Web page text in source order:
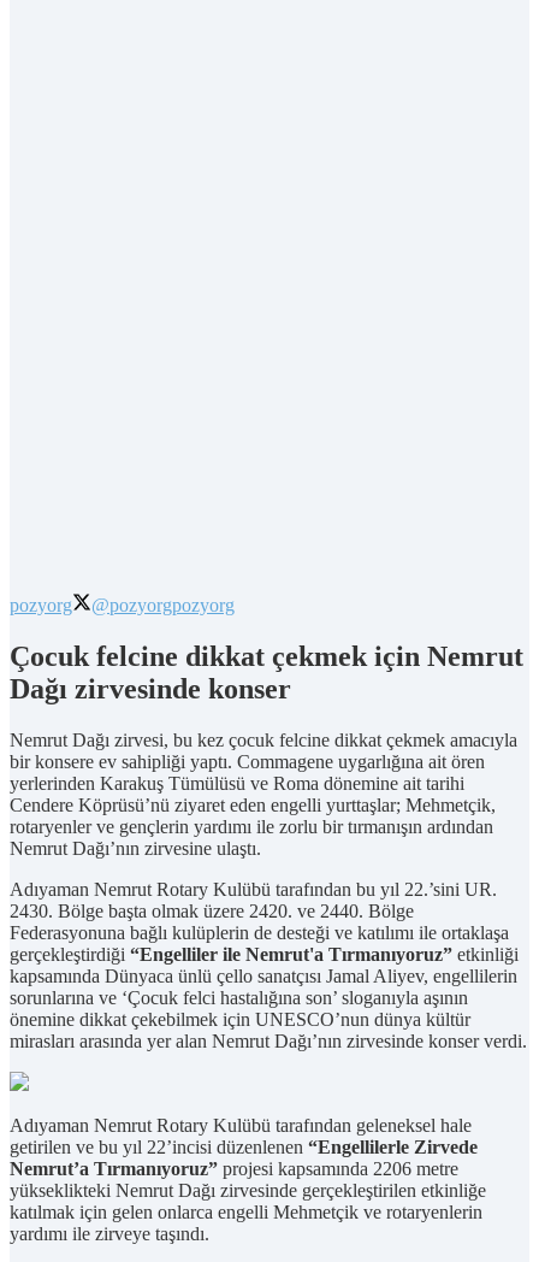
pozyorg @pozyorgpozyorg
Çocuk felcine dikkat çekmek için Nemrut
Dağı zirvesinde konser
Nemrut Dağı zirvesi, bu kez çocuk felcine dikkat çekmek amacıyla
bir konsere ev sahipliği yaptı. Commagene uygarlığına ait ören
yerlerinden Karakuş Tümülüsü ve Roma dönemine ait tarihi
Cendere Köprüsü’nü ziyaret eden engelli yurttaşlar; Mehmetçik,
rotaryenler ve gençlerin yardımı ile zorlu bir tırmanışın ardından
Nemrut Dağı’nın zirvesine ulaştı.
Adıyaman Nemrut Rotary Kulübü tarafından bu yıl 22.’sini UR.
2430. Bölge başta olmak üzere 2420. ve 2440. Bölge
Federasyonuna bağlı kulüplerin de desteği ve katılımı ile ortaklaşa
gerçekleştirdiği “Engelliler ile Nemrut'a Tırmanıyoruz” etkinliği
kapsamında Dünyaca ünlü çello sanatçısı Jamal Aliyev, engellilerin
sorunlarına ve ‘Çocuk felci hastalığına son’ sloganıyla aşının
önemine dikkat çekebilmek için UNESCO’nun dünya kültür
mirasları arasında yer alan Nemrut Dağı’nın zirvesinde konser verdi.
Adıyaman Nemrut Rotary Kulübü tarafından geleneksel hale
getirilen ve bu yıl 22’incisi düzenlenen “Engellilerle Zirvede
Nemrut’a Tırmanıyoruz” projesi kapsamında 2206 metre
yükseklikteki Nemrut Dağı zirvesinde gerçekleştirilen etkinliğe
katılmak için gelen onlarca engelli Mehmetçik ve rotaryenlerin
yardımı ile zirveye taşındı.